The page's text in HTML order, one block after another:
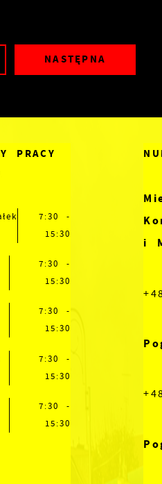
NASTĘPNA
PRACY
7:30 -
15:30
7:30 -
15:30
7:30 -
15:30
7:30 -
15:30
7:30 -
15:30
i